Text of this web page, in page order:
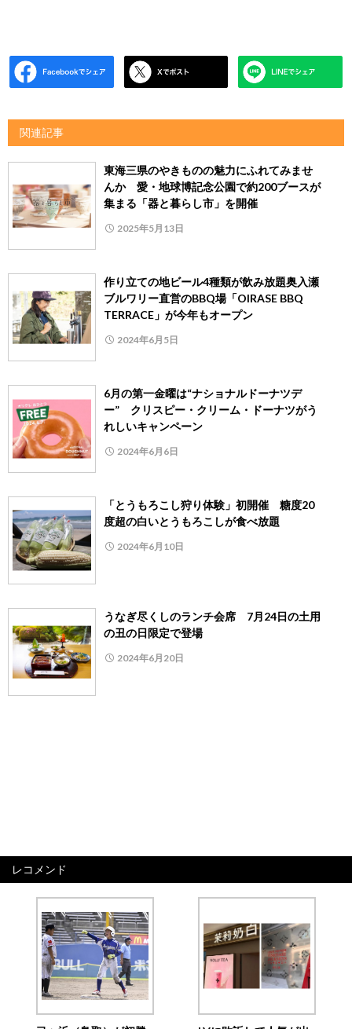
関連記事
東海三県のやきものの魅力にふれてみませ
んか 愛・地球博記念公園で約200ブースが
集まる「器と暮らし市」を開催
2025年5月13日
作り立ての地ビール4種類が飲み放題奥入瀬
ブルワリー直営のBBQ場「OIRASE BBQ
TERRACE」が今年もオープン
2024年6月5日
6月の第一金曜は“ナショナルドーナツデ
ー” クリスピー・クリーム・ドーナツがう
れしいキャンペーン
2024年6月6日
「とうもろこし狩り体験」初開催 糖度20
度超の白いとうもろこしが食べ放題
2024年6月10日
うなぎ尽くしのランチ会席 7月24日の土用
の丑の日限定で登場
2024年6月20日
レコメンド